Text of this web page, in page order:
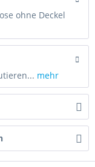
ohne Deckel
mehr